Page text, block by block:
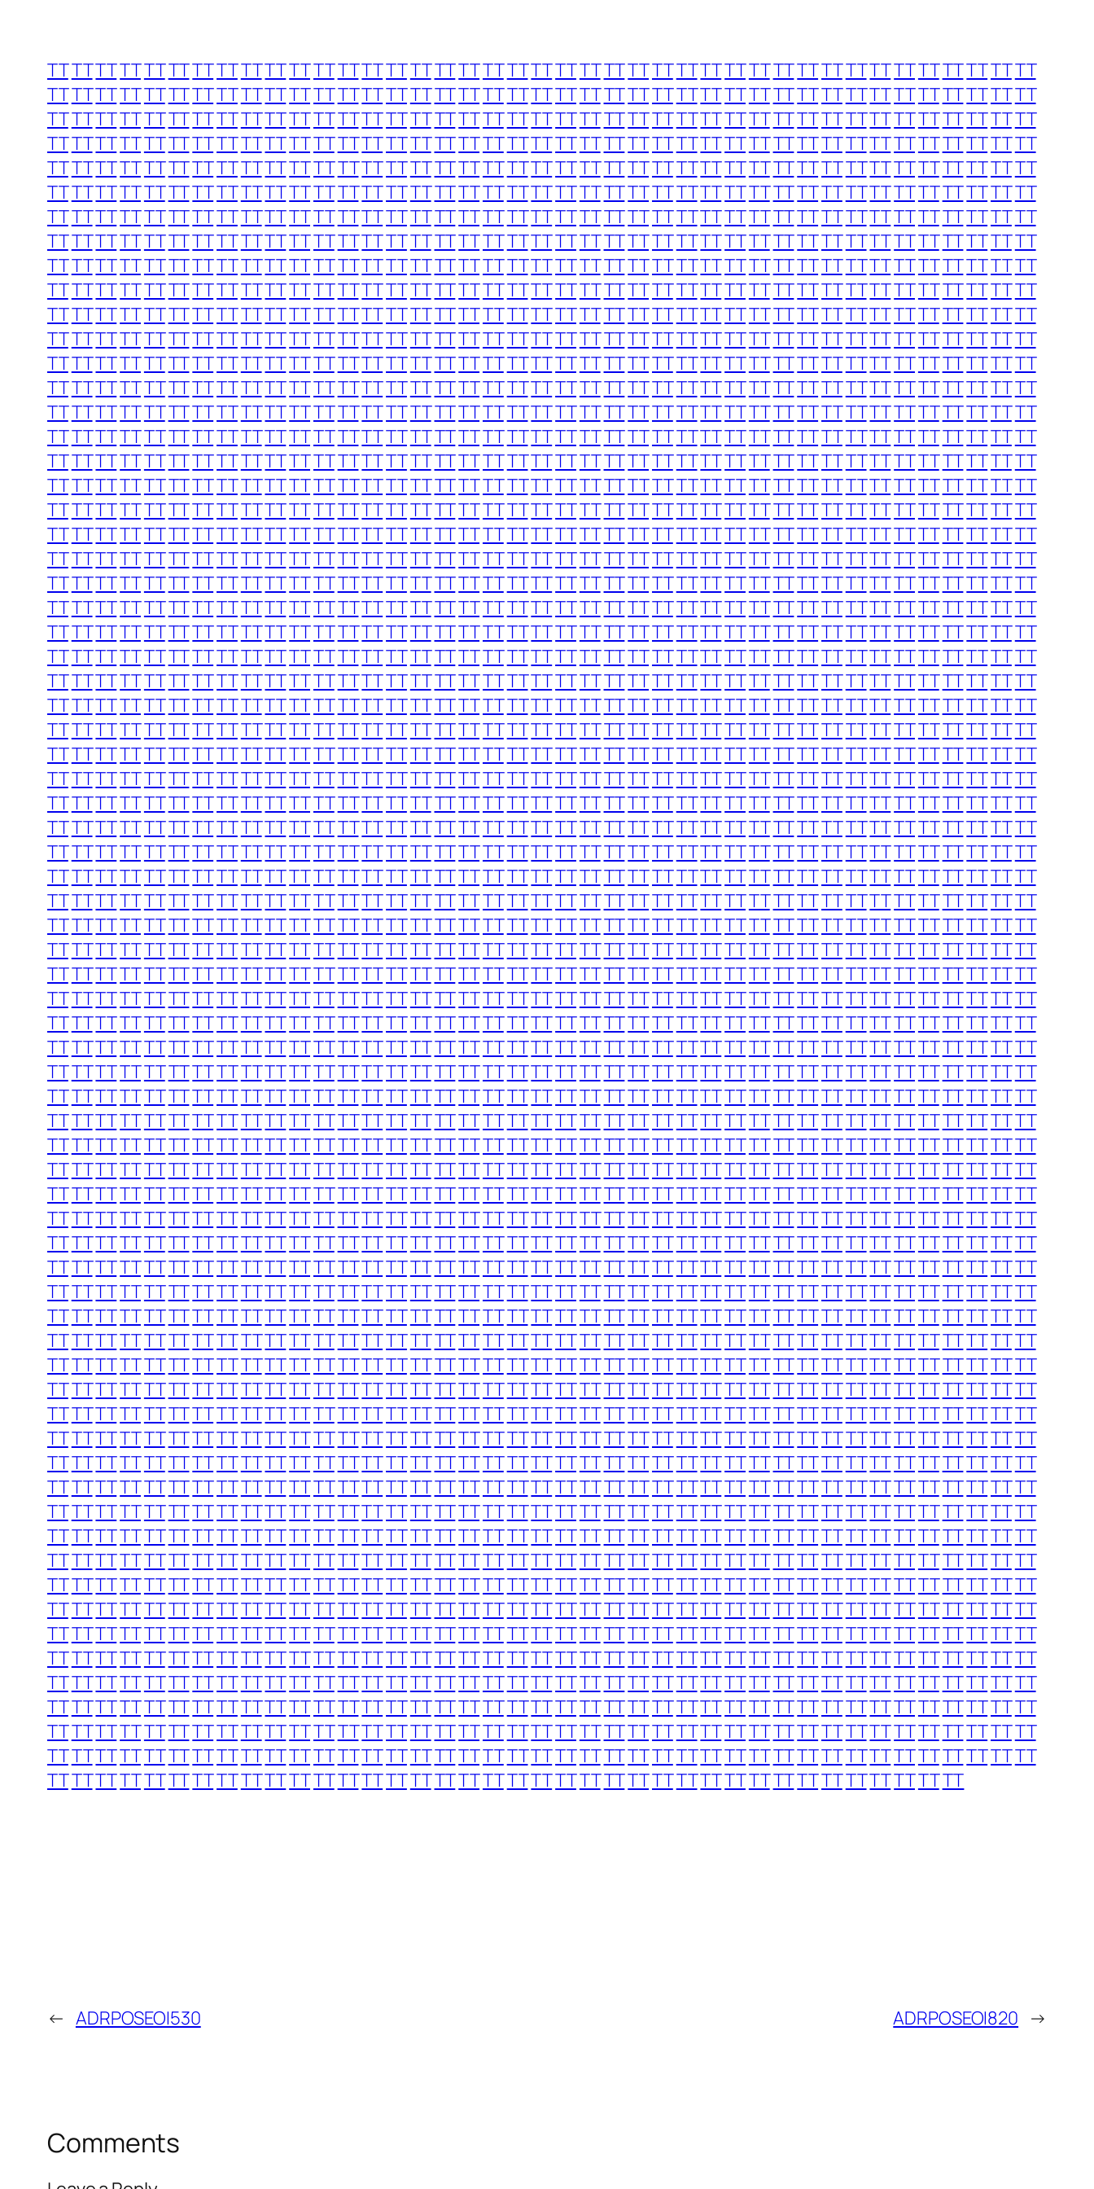
TTTTTTTTTTTTTTTTTTTTTTTTTTTTTTTTTTTTTTTTTTTTTTTTTTTTTTTTTTTTTTTTTTTTTTTTTTTTTTTTTT
TTTTTTTTTTTTTTTTTTTTTTTTTTTTTTTTTTTTTTTTTTTTTTTTTTTTTTTTTTTTTTTTTTTTTTTTTTTTTTTTTT
TTTTTTTTTTTTTTTTTTTTTTTTTTTTTTTTTTTTTTTTTTTTTTTTTTTTTTTTTTTTTTTTTTTTTTTTTTTTTTTTTT
TTTTTTTTTTTTTTTTTTTTTTTTTTTTTTTTTTTTTTTTTTTTTTTTTTTTTTTTTTTTTTTTTTTTTTTTTTTTTTTTTT
TTTTTTTTTTTTTTTTTTTTTTTTTTTTTTTTTTTTTTTTTTTTTTTTTTTTTTTTTTTTTTTTTTTTTTTTTTTTTTTTTT
TTTTTTTTTTTTTTTTTTTTTTTTTTTTTTTTTTTTTTTTTTTTTTTTTTTTTTTTTTTTTTTTTTTTTTTTTTTTTTTTTT
TTTTTTTTTTTTTTTTTTTTTTTTTTTTTTTTTTTTTTTTTTTTTTTTTTTTTTTTTTTTTTTTTTTTTTTTTTTTTTTTTT
TTTTTTTTTTTTTTTTTTTTTTTTTTTTTTTTTTTTTTTTTTTTTTTTTTTTTTTTTTTTTTTTTTTTTTTTTTTTTTTTTT
TTTTTTTTTTTTTTTTTTTTTTTTTTTTTTTTTTTTTTTTTTTTTTTTTTTTTTTTTTTTTTTTTTTTTTTTTTTTTTTTTT
TTTTTTTTTTTTTTTTTTTTTTTTTTTTTTTTTTTTTTTTTTTTTTTTTTTTTTTTTTTTTTTTTTTTTTTTTTTTTTTTTT
TTTTTTTTTTTTTTTTTTTTTTTTTTTTTTTTTTTTTTTTTTTTTTTTTTTTTTTTTTTTTTTTTTTTTTTTTTTTTTTTTT
TTTTTTTTTTTTTTTTTTTTTTTTTTTTTTTTTTTTTTTTTTTTTTTTTTTTTTTTTTTTTTTTTTTTTTTTTTTTTTTTTT
TTTTTTTTTTTTTTTTTTTTTTTTTTTTTTTTTTTTTTTTTTTTTTTTTTTTTTTTTTTTTTTTTTTTTTTTTTTTTTTTTT
TTTTTTTTTTTTTTTTTTTTTTTTTTTTTTTTTTTTTTTTTTTTTTTTTTTTTTTTTTTTTTTTTTTTTTTTTTTTTTTTTT
TTTTTTTTTTTTTTTTTTTTTTTTTTTTTTTTTTTTTTTTTTTTTTTTTTTTTTTTTTTTTTTTTTTTTTTTTTTTTTTTTT
TTTTTTTTTTTTTTTTTTTTTTTTTTTTTTTTTTTTTTTTTTTTTTTTTTTTTTTTTTTTTTTTTTTTTTTTTTTTTTTTTT
TTTTTTTTTTTTTTTTTTTTTTTTTTTTTTTTTTTTTTTTTTTTTTTTTTTTTTTTTTTTTTTTTTTTTTTTTTTTTTTTTT
TTTTTTTTTTTTTTTTTTTTTTTTTTTTTTTTTTTTTTTTTTTTTTTTTTTTTTTTTTTTTTTTTTTTTTTTTTTTTTTTTT
TTTTTTTTTTTTTTTTTTTTTTTTTTTTTTTTTTTTTTTTTTTTTTTTTTTTTTTTTTTTTTTTTTTTTTTTTTTTTTTTTT
TTTTTTTTTTTTTTTTTTTTTTTTTTTTTTTTTTTTTTTTTTTTTTTTTTTTTTTTTTTTTTTTTTTTTTTTTTTTTTTTTT
TTTTTTTTTTTTTTTTTTTTTTTTTTTTTTTTTTTTTTTTTTTTTTTTTTTTTTTTTTTTTTTTTTTTTTTTTTTTTTTTTT
TTTTTTTTTTTTTTTTTTTTTTTTTTTTTTTTTTTTTTTTTTTTTTTTTTTTTTTTTTTTTTTTTTTTTTTTTTTTTTTTTT
TTTTTTTTTTTTTTTTTTTTTTTTTTTTTTTTTTTTTTTTTTTTTTTTTTTTTTTTTTTTTTTTTTTTTTTTTTTTTTTTTT
TTTTTTTTTTTTTTTTTTTTTTTTTTTTTTTTTTTTTTTTTTTTTTTTTTTTTTTTTTTTTTTTTTTTTTTTTTTTTTTTTT
TTTTTTTTTTTTTTTTTTTTTTTTTTTTTTTTTTTTTTTTTTTTTTTTTTTTTTTTTTTTTTTTTTTTTTTTTTTTTTTTTT
TTTTTTTTTTTTTTTTTTTTTTTTTTTTTTTTTTTTTTTTTTTTTTTTTTTTTTTTTTTTTTTTTTTTTTTTTTTTTTTTTT
TTTTTTTTTTTTTTTTTTTTTTTTTTTTTTTTTTTTTTTTTTTTTTTTTTTTTTTTTTTTTTTTTTTTTTTTTTTTTTTTTT
TTTTTTTTTTTTTTTTTTTTTTTTTTTTTTTTTTTTTTTTTTTTTTTTTTTTTTTTTTTTTTTTTTTTTTTTTTTTTTTTTT
TTTTTTTTTTTTTTTTTTTTTTTTTTTTTTTTTTTTTTTTTTTTTTTTTTTTTTTTTTTTTTTTTTTTTTTTTTTTTTTTTT
TTTTTTTTTTTTTTTTTTTTTTTTTTTTTTTTTTTTTTTTTTTTTTTTTTTTTTTTTTTTTTTTTTTTTTTTTTTTTTTTTT
TTTTTTTTTTTTTTTTTTTTTTTTTTTTTTTTTTTTTTTTTTTTTTTTTTTTTTTTTTTTTTTTTTTTTTTTTTTTTTTTTT
TTTTTTTTTTTTTTTTTTTTTTTTTTTTTTTTTTTTTTTTTTTTTTTTTTTTTTTTTTTTTTTTTTTTTTTTTTTTTTTTTT
TTTTTTTTTTTTTTTTTTTTTTTTTTTTTTTTTTTTTTTTTTTTTTTTTTTTTTTTTTTTTTTTTTTTTTTTTTTTTTTTTT
TTTTTTTTTTTTTTTTTTTTTTTTTTTTTTTTTTTTTTTTTTTTTTTTTTTTTTTTTTTTTTTTTTTTTTTTTTTTTTTTTT
TTTTTTTTTTTTTTTTTTTTTTTTTTTTTTTTTTTTTTTTTTTTTTTTTTTTTTTTTTTTTTTTTTTTTTTTTTTTTTTTTT
TTTTTTTTTTTTTTTTTTTTTTTTTTTTTTTTTTTTTTTTTTTTTTTTTTTTTTTTTTTTTTTTTTTTTTTTTTTTTTTTTT
TTTTTTTTTTTTTTTTTTTTTTTTTTTTTTTTTTTTTTTTTTTTTTTTTTTTTTTTTTTTTTTTTTTTTTTTTTTTTTTTTT
TTTTTTTTTTTTTTTTTTTTTTTTTTTTTTTTTTTTTTTTTTTTTTTTTTTTTTTTTTTTTTTTTTTTTTTTTTTTTTTTTT
TTTTTTTTTTTTTTTTTTTTTTTTTTTTTTTTTTTTTTTTTTTTTTTTTTTTTTTTTTTTTTTTTTTTTTTTTTTTTTTTTT
TTTTTTTTTTTTTTTTTTTTTTTTTTTTTTTTTTTTTTTTTTTTTTTTTTTTTTTTTTTTTTTTTTTTTTTTTTTTTTTTTT
TTTTTTTTTTTTTTTTTTTTTTTTTTTTTTTTTTTTTTTTTTTTTTTTTTTTTTTTTTTTTTTTTTTTTTTTTTTTTTTTTT
TTTTTTTTTTTTTTTTTTTTTTTTTTTTTTTTTTTTTTTTTTTTTTTTTTTTTTTTTTTTTTTTTTTTTTTTTTTTTTTTTT
TTTTTTTTTTTTTTTTTTTTTTTTTTTTTTTTTTTTTTTTTTTTTTTTTTTTTTTTTTTTTTTTTTTTTTTTTTTTTTTTTT
TTTTTTTTTTTTTTTTTTTTTTTTTTTTTTTTTTTTTTTTTTTTTTTTTTTTTTTTTTTTTTTTTTTTTTTTTTTTTTTTTT
TTTTTTTTTTTTTTTTTTTTTTTTTTTTTTTTTTTTTTTTTTTTTTTTTTTTTTTTTTTTTTTTTTTTTTTTTTTTTTTTTT
TTTTTTTTTTTTTTTTTTTTTTTTTTTTTTTTTTTTTTTTTTTTTTTTTTTTTTTTTTTTTTTTTTTTTTTTTTTTTTTTTT
TTTTTTTTTTTTTTTTTTTTTTTTTTTTTTTTTTTTTTTTTTTTTTTTTTTTTTTTTTTTTTTTTTTTTTTTTTTTTTTTTT
TTTTTTTTTTTTTTTTTTTTTTTTTTTTTTTTTTTTTTTTTTTTTTTTTTTTTTTTTTTTTTTTTTTTTTTTTTTTTTTTTT
TTTTTTTTTTTTTTTTTTTTTTTTTTTTTTTTTTTTTTTTTTTTTTTTTTTTTTTTTTTTTTTTTTTTTTTTTTTTTTTTTT
TTTTTTTTTTTTTTTTTTTTTTTTTTTTTTTTTTTTTTTTTTTTTTTTTTTTTTTTTTTTTTTTTTTTTTTTTTTTTTTTTT
TTTTTTTTTTTTTTTTTTTTTTTTTTTTTTTTTTTTTTTTTTTTTTTTTTTTTTTTTTTTTTTTTTTTTTTTTTTTTTTTTT
TTTTTTTTTTTTTTTTTTTTTTTTTTTTTTTTTTTTTTTTTTTTTTTTTTTTTTTTTTTTTTTTTTTTTTTTTTTTTTTTTT
TTTTTTTTTTTTTTTTTTTTTTTTTTTTTTTTTTTTTTTTTTTTTTTTTTTTTTTTTTTTTTTTTTTTTTTTTTTTTTTTTT
TTTTTTTTTTTTTTTTTTTTTTTTTTTTTTTTTTTTTTTTTTTTTTTTTTTTTTTTTTTTTTTTTTTTTTTTTTTTTTTTTT
TTTTTTTTTTTTTTTTTTTTTTTTTTTTTTTTTTTTTTTTTTTTTTTTTTTTTTTTTTTTTTTTTTTTTTTTTTTTTTTTTT
TTTTTTTTTTTTTTTTTTTTTTTTTTTTTTTTTTTTTTTTTTTTTTTTTTTTTTTTTTTTTTTTTTTTTTTTTTTTTTTTTT
TTTTTTTTTTTTTTTTTTTTTTTTTTTTTTTTTTTTTTTTTTTTTTTTTTTTTTTTTTTTTTTTTTTTTTTTTTTTTTTTTT
TTTTTTTTTTTTTTTTTTTTTTTTTTTTTTTTTTTTTTTTTTTTTTTTTTTTTTTTTTTTTTTTTTTTTTTTTTTTTTTTTT
TTTTTTTTTTTTTTTTTTTTTTTTTTTTTTTTTTTTTTTTTTTTTTTTTTTTTTTTTTTTTTTTTTTTTTTTTTTTTTTTTT
TTTTTTTTTTTTTTTTTTTTTTTTTTTTTTTTTTTTTTTTTTTTTTTTTTTTTTTTTTTTTTTTTTTTTTTTTTTTTTTTTT
TTTTTTTTTTTTTTTTTTTTTTTTTTTTTTTTTTTTTTTTTTTTTTTTTTTTTTTTTTTTTTTTTTTTTTTTTTTTTTTTTT
TTTTTTTTTTTTTTTTTTTTTTTTTTTTTTTTTTTTTTTTTTTTTTTTTTTTTTTTTTTTTTTTTTTTTTTTTTTTTTTTTT
TTTTTTTTTTTTTTTTTTTTTTTTTTTTTTTTTTTTTTTTTTTTTTTTTTTTTTTTTTTTTTTTTTTTTTTTTTTTTTTTTT
TTTTTTTTTTTTTTTTTTTTTTTTTTTTTTTTTTTTTTTTTTTTTTTTTTTTTTTTTTTTTTTTTTTTTTTTTTTTTTTTTT
TTTTTTTTTTTTTTTTTTTTTTTTTTTTTTTTTTTTTTTTTTTTTTTTTTTTTTTTTTTTTTTTTTTTTTTTTTTTTTTTTT
TTTTTTTTTTTTTTTTTTTTTTTTTTTTTTTTTTTTTTTTTTTTTTTTTTTTTTTTTTTTTTTTTTTTTTTTTTTTTTTTTT
TTTTTTTTTTTTTTTTTTTTTTTTTTTTTTTTTTTTTTTTTTTTTTTTTTTTTTTTTTTTTTTTTTTTTTTTTTTTTTTTTT
TTTTTTTTTTTTTTTTTTTTTTTTTTTTTTTTTTTTTTTTTTTTTTTTTTTTTTTTTTTTTTTTTTTTTTTTTTTTTTTTTT
TTTTTTTTTTTTTTTTTTTTTTTTTTTTTTTTTTTTTTTTTTTTTTTTTTTTTTTTTTTTTTTTTTTTTTTTTTTTTTTTTT
TTTTTTTTTTTTTTTTTTTTTTTTTTTTTTTTTTTTTTTTTTTTTTTTTTTTTTTTTTTTTTTTTTTTTTTTTTTTTTTTTT
TTTTTTTTTTTTTTTTTTTTTTTTTTTTTTTTTTTTTTTTTTTTTTTTTTTTTTTTTTTTTTTTTTTTTTTTTTTT
← ADRPOSEOI530 ADRPOSEOI820 →
Comments